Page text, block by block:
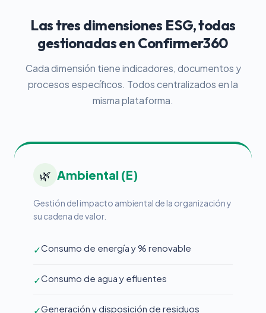
Las tres dimensiones ESG, todas
gestionadas en Confirmer360
Cada dimensión tiene indicadores, documentos y
procesos específicos. Todos centralizados en la
misma plataforma.
🌿 Ambiental (E)
Gestión del impacto ambiental de la organización y
su cadena de valor.
✓Consumo de energía y % renovable
✓Consumo de agua y efluentes
✓Generación y disposición de residuos